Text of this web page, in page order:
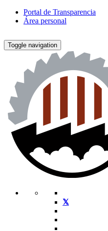
Portal de Transparencia
Área personal
Toggle navigation